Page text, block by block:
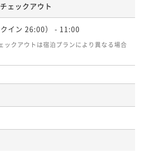
ェックアウト
イン 26:00） - 11:00
ックアウトは宿泊プランにより異なる場合